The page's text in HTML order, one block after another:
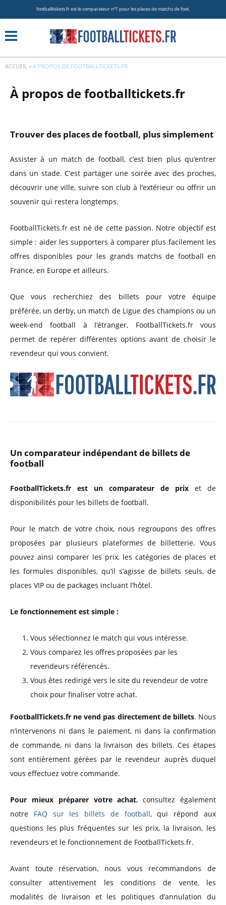
footballtickets.fr est le comparateur nº1 pour les places de matchs de foot.
ACCUEIL » À PROPOS DE FOOTBALLTICKETS.FR
À propos de footballtickets.fr
Trouver des places de football, plus simplement
Assister à un match de football, c’est bien plus qu’entrer
dans un stade. C’est partager une soirée avec des proches,
découvrir une ville, suivre son club à l’extérieur ou offrir un
souvenir qui restera longtemps.
FootballTickets.fr est né de cette passion. Notre objectif est
simple : aider les supporters à comparer plus facilement les
offres disponibles pour les grands matchs de football en
France, en Europe et ailleurs.
Que vous recherchiez des billets pour votre équipe
préférée, un derby, un match de Ligue des champions ou un
week-end football à l’étranger, FootballTickets.fr vous
permet de repérer différentes options avant de choisir le
revendeur qui vous convient.
Un comparateur indépendant de billets de
football
FootballTickets.fr est un comparateur de prix et de
disponibilités pour les billets de football.
Pour le match de votre choix, nous regroupons des offres
proposées par plusieurs plateformes de billetterie. Vous
pouvez ainsi comparer les prix, les catégories de places et
les formules disponibles, qu’il s’agisse de billets seuls, de
places VIP ou de packages incluant l’hôtel.
Le fonctionnement est simple :
Vous sélectionnez le match qui vous intéresse.
Vous comparez les offres proposées par les
revendeurs référencés.
Vous êtes redirigé vers le site du revendeur de votre
choix pour finaliser votre achat.
FootballTickets.fr ne vend pas directement de billets. Nous
n’intervenons ni dans le paiement, ni dans la confirmation
de commande, ni dans la livraison des billets. Ces étapes
sont entièrement gérées par le revendeur auprès duquel
vous effectuez votre commande.
Pour mieux préparer votre achat, consultez également
notre FAQ sur les billets de football, qui répond aux
questions les plus fréquentes sur les prix, la livraison, les
revendeurs et le fonctionnement de FootballTickets.fr.
Avant toute réservation, nous vous recommandons de
consulter attentivement les conditions de vente, les
modalités de livraison et les politiques d’annulation du